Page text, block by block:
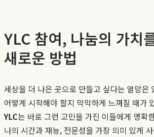
YLC 참여, 나눔의 가치
새로운 방법
세상을 더 나은 곳으로 만들고 싶다는 열망은
어떻게 시작해야 할지 막막하게 느껴질 때가
YLC는 바로 그런 고민을 가진 이들에게 명확
나의 시간과 재능, 전문성을 가장 의미 있게